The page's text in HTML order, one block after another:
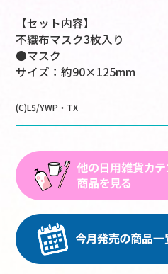
【セット内容】
不織布マスク3枚入り
●マスク
サイズ：約90×125mm
(C)L5/YWP・TX